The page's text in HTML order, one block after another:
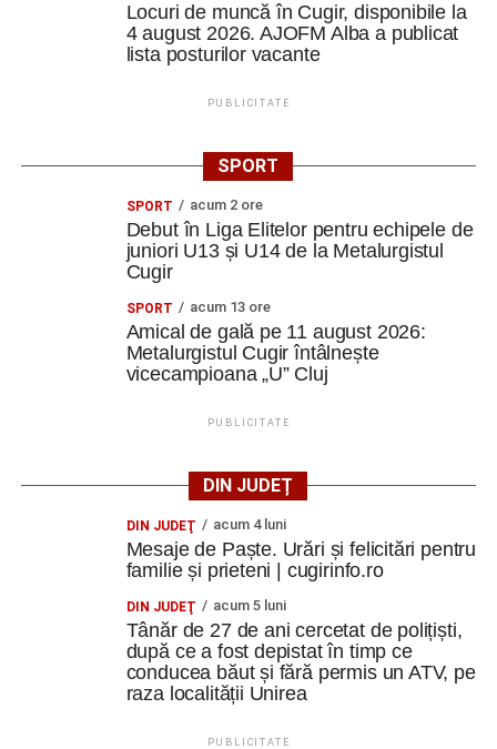
Locuri de muncă în Cugir, disponibile la
4 august 2026. AJOFM Alba a publicat
lista posturilor vacante
PUBLICITATE
SPORT
SPORT acum 2 ore
Debut în Liga Elitelor pentru echipele de
juniori U13 și U14 de la Metalurgistul
Cugir
SPORT acum 13 ore
Amical de gală pe 11 august 2026:
Metalurgistul Cugir întâlnește
vicecampioana „U” Cluj
PUBLICITATE
DIN JUDEȚ
DIN JUDEŢ acum 4 luni
Mesaje de Paște. Urări și felicitări pentru
familie și prieteni | cugirinfo.ro
DIN JUDEŢ acum 5 luni
Tânăr de 27 de ani cercetat de polițiști,
după ce a fost depistat în timp ce
conducea băut și fără permis un ATV, pe
raza localității Unirea
PUBLICITATE